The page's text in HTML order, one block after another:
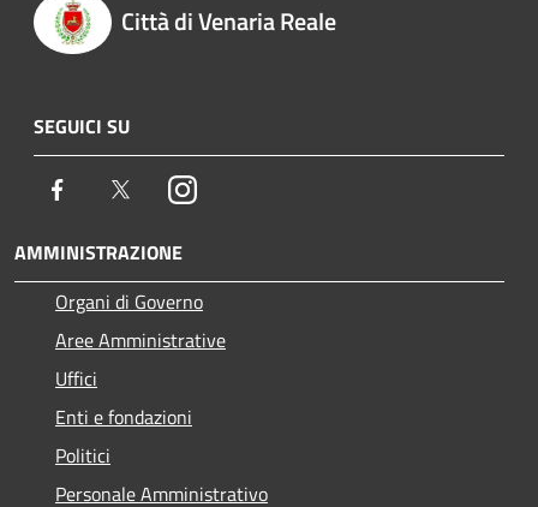
Città di Venaria Reale
SEGUICI SU
Facebook TwitterInstagram
AMMINISTRAZIONE
Organi di Governo
Aree Amministrative
Uffici
Enti e fondazioni
Politici
Personale Amministrativo